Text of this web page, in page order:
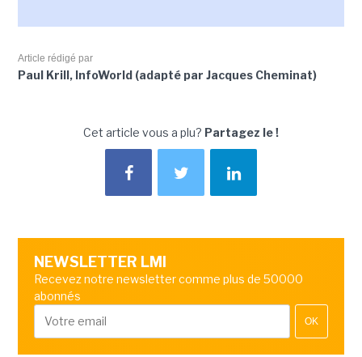
Article rédigé par
Paul Krill, InfoWorld (adapté par Jacques Cheminat)
Cet article vous a plu? Partagez le !
NEWSLETTER LMI
Recevez notre newsletter comme plus de 50000
abonnés
OK